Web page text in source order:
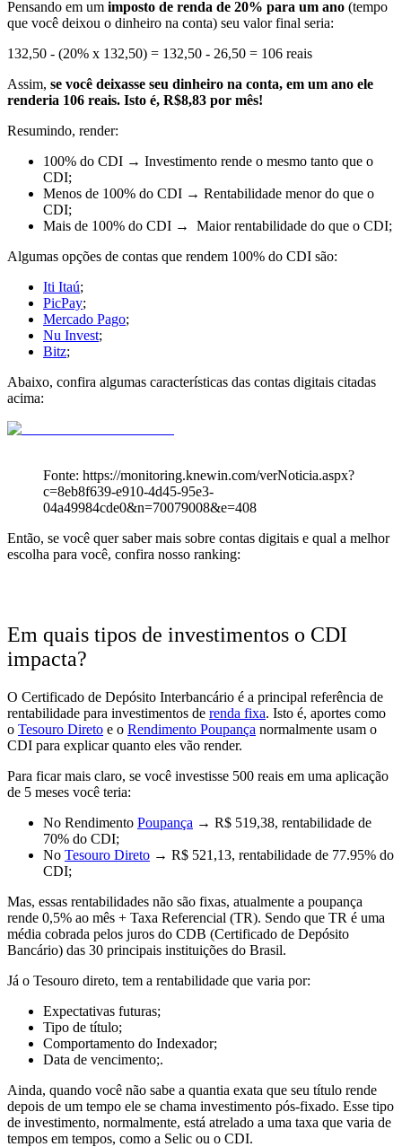
Pensando em um imposto de renda de 20% para um ano (tempo
que você deixou o dinheiro na conta) seu valor final seria:
132,50 - (20% x 132,50) = 132,50 - 26,50 = 106 reais
Assim, se você deixasse seu dinheiro na conta, em um ano ele
renderia 106 reais. Isto é, R$8,83 por mês!
Resumindo, render:
100% do CDI → Investimento rende o mesmo tanto que o
CDI;
Menos de 100% do CDI → Rentabilidade menordo que o
CDI;
Mais de 100% do CDI → Maiorrentabilidade do que o CDI;
Algumas opções de contas que rendem 100% do CDI são:
Iti Itaú;
PicPay;
Mercado Pago;
Nu Invest;
Bitz;
Abaixo, confira algumas características das contas digitais citadas
acima:
Fonte: https://monitoring.knewin.com/verNoticia.aspx?
c=8eb8f639-e910-4d45-95e3-
04a49984cde0&n=70079008&e=408
Então, se você quer saber mais sobre contas digitais e qual a melhor
escolha para você, confira nosso ranking:
Em quais tipos de investimentos o CDI
impacta?
O Certificado de Depósito Interbancário é a principal referência de
rentabilidade para investimentos de renda fixa. Isto é, aportes como
o Tesouro Direto e o Rendimento Poupança normalmente usam o
CDI para explicar quanto eles vão render.
Para ficar mais claro, se você investisse 500 reais em uma aplicação
de 5 meses você teria:
No Rendimento Poupança → R$ 519,38, rentabilidade de
70% do CDI;
No Tesouro Direto → R$ 521,13, rentabilidade de 77.95% do
CDI;
Mas, essas rentabilidades não são fixas, atualmente a poupança
rende 0,5% ao mês + Taxa Referencial (TR). Sendo que TR é uma
média cobrada pelos juros do CDB (Certificado de Depósito
Bancário) das 30 principais instituições do Brasil.
Já o Tesouro direto, tem a rentabilidade que varia por:
Expectativas futuras;
Tipo de título;
Comportamento do Indexador;
Data de vencimento;.
Ainda, quando você não sabe a quantia exata que seu título rende
depois de um tempo ele se chama investimento pós-fixado. Esse tipo
de investimento, normalmente, está atrelado a uma taxa que varia de
tempos em tempos, como a Selic ou o CDI.